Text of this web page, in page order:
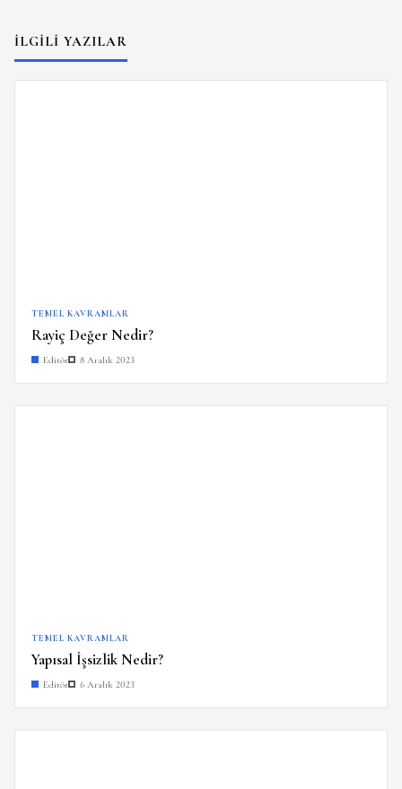
İLGILI YAZILAR
TEMEL KAVRAMLAR
Rayiç Değer Nedir?
Editör 8 Aralık 2023
TEMEL KAVRAMLAR
Yapısal İşsizlik Nedir?
Editör 6 Aralık 2023